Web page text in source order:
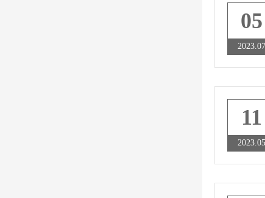
05
2023.07
11
2023.05